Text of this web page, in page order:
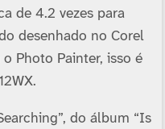
de 4.2 vezes para
desenhado no Corel
Photo Painter, isso é
do álbum “Is